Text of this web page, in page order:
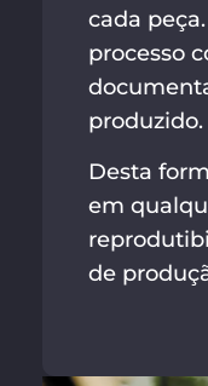
cada
processo
produzido.
Desta
em
de